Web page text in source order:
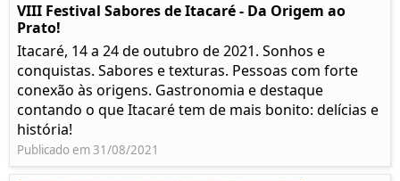
VIII Festival Sabores de Itacaré - Da Origem ao
Prato!
Itacaré, 14 a 24 de outubro de 2021. Sonhos e
conquistas. Sabores e texturas. Pessoas com forte
conexão às origens. Gastronomia e destaque
contando o que Itacaré tem de mais bonito: delícias e
história!
Publicado em 31/08/2021